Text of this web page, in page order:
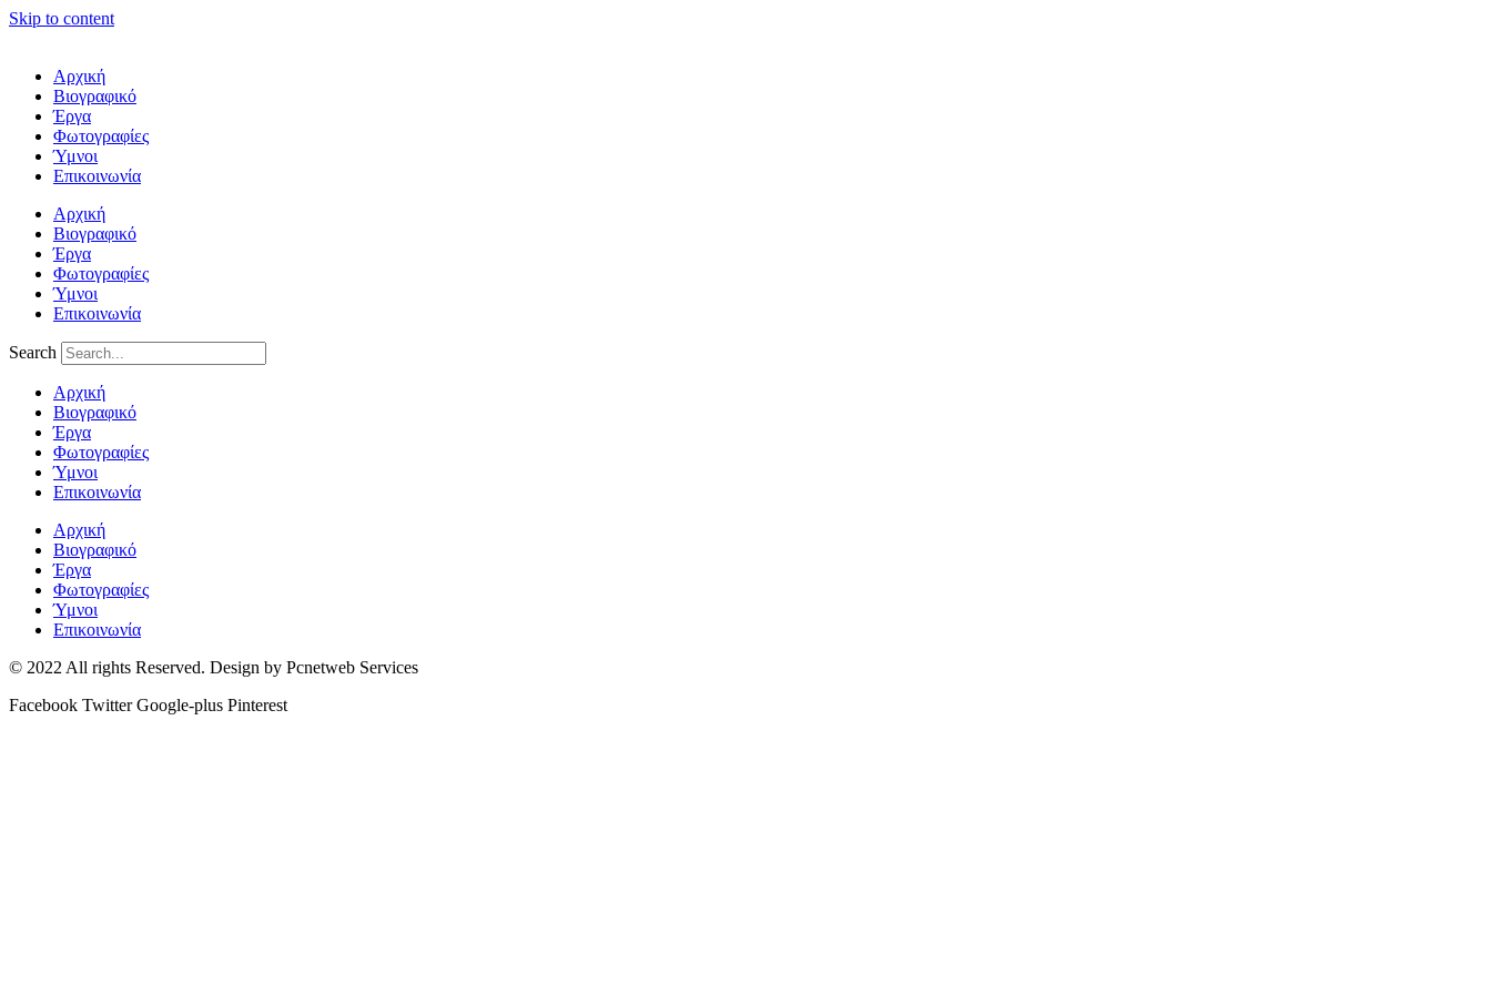
Skip to content
Αρχική
Βιογραφικό
Έργα
Φωτογραφίες
Ύμνοι
Επικοινωνία
Αρχική
Βιογραφικό
Έργα
Φωτογραφίες
Ύμνοι
Επικοινωνία
Search
Αρχική
Βιογραφικό
Έργα
Φωτογραφίες
Ύμνοι
Επικοινωνία
Αρχική
Βιογραφικό
Έργα
Φωτογραφίες
Ύμνοι
Επικοινωνία
© 2022 All rights Reserved. Design by Pcnetweb Services
Facebook Twitter Google-plus Pinterest